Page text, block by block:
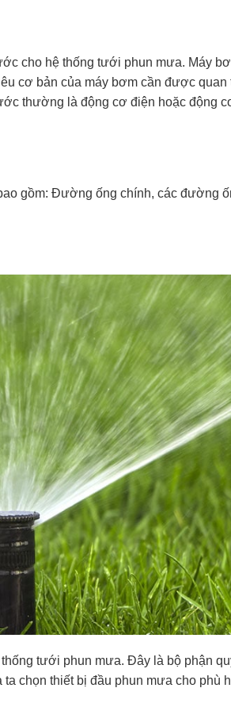
cho hệ thống tưới phun mưa. Máy
cơ bản của máy bơm cần được quan
thường là động cơ điện hoặc động
gồm: Đường ống chính, các đường
tưới phun mưa. Đây là bộ phận
chọn thiết bị đầu phun mưa cho phù